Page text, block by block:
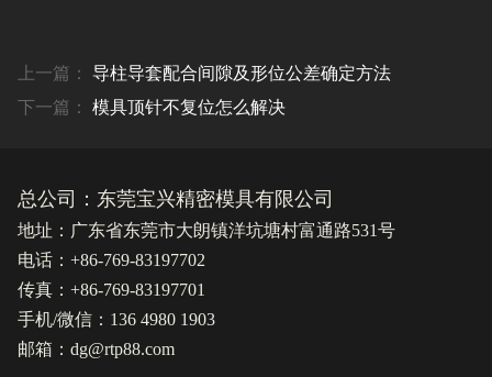
上一篇： 导柱导套配合间隙及形位公差确定方法
下一篇： 模具顶针不复位怎么解决
总公司：东莞宝兴精密模具有限公司
地址：广东省东莞市大朗镇洋坑塘村富通路531号
电话：+86-769-83197702
传真：+86-769-83197701
手机/微信：136 4980 1903
邮箱：dg@rtp88.com